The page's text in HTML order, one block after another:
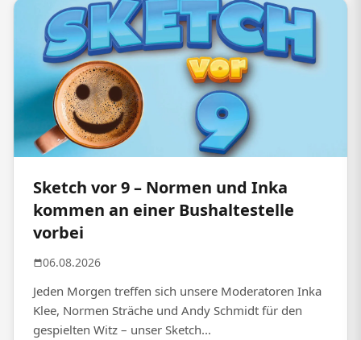
Sketch vor 9 – Normen und Inka
kommen an einer Bushaltestelle
vorbei
06.08.2026
Jeden Morgen treffen sich unsere Moderatoren Inka
Klee, Normen Sträche und Andy Schmidt für den
gespielten Witz – unser Sketch...